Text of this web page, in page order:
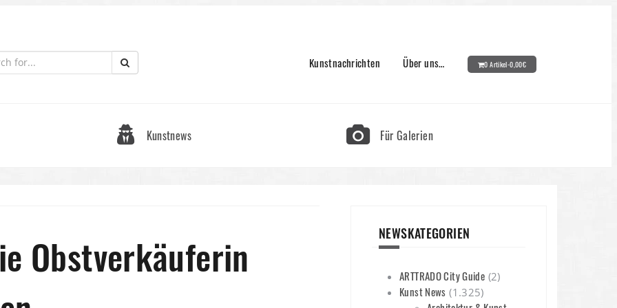
Kunstnachrichten Über uns… 0 Artikel-0,00€
Kunstnews Für Galerien
Obstverkäuferin
NEWSKATEGORIEN
ARTTRADO City Guide (2)
Kunst News (1.325)